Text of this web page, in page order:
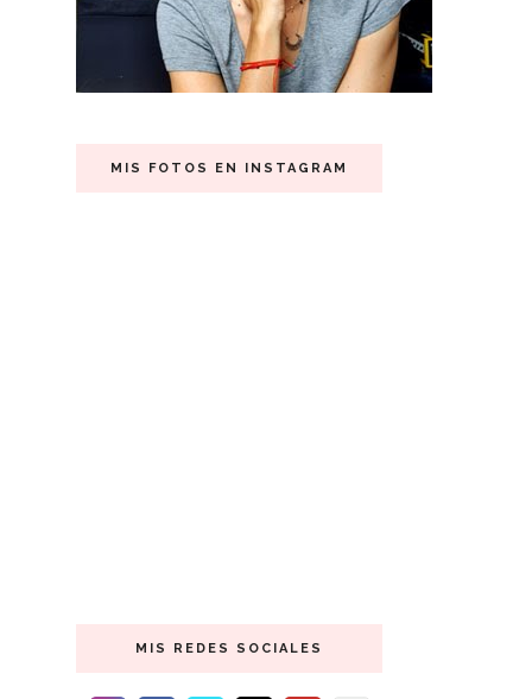
MIS FOTOS EN INSTAGRAM
MIS REDES SOCIALES